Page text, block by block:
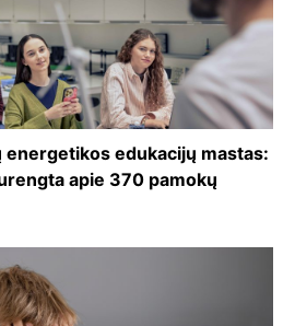
edukacijų mastas:
apie 370 pamokų